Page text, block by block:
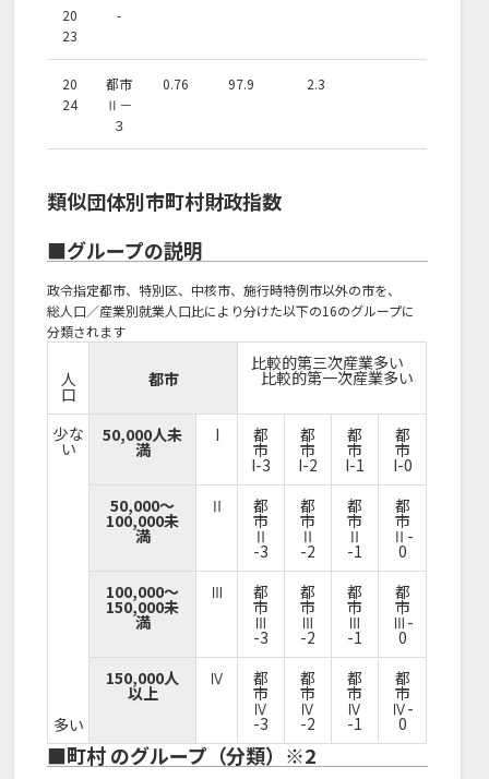
20
23
-
20
24
都市
Ⅱ－
３
0.76 97.9 2.3
類似団体別市町村財政指数
■グループの説明
政令指定都市、特別区、中核市、施行時特例市以外の市を、
総人口／産業別就業人口比により分けた以下の16のグループに
分類されます
人
口
都市
比較的第三次産業多い
比較的第一次産業多い
少な
い
多い
50,000人未
満
I 都
市
I-3
都
市
I-2
都
市
I-1
都
市
I-0
50,000～
100,000未
満
Ⅱ 都
市
Ⅱ
-3
都
市
Ⅱ
-2
都
市
Ⅱ
-1
都
市
Ⅱ-
0
100,000～
150,000未
満
Ⅲ 都
市
Ⅲ
-3
都
市
Ⅲ
-2
都
市
Ⅲ
-1
都
市
Ⅲ-
0
150,000人
以上
Ⅳ 都
市
Ⅳ
-3
都
市
Ⅳ
-2
都
市
Ⅳ
-1
都
市
Ⅳ-
0
■町村 のグループ（分類）※2